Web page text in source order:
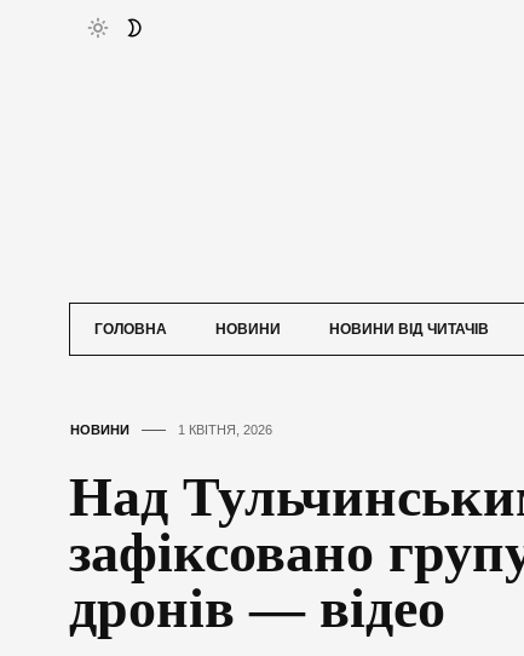
ГОЛОВНА НОВИНИ НОВИНИ ВІД ЧИТАЧІВ
НОВИНИ 1 КВІТНЯ, 2026
Над
зафіксовано
дронів — відео